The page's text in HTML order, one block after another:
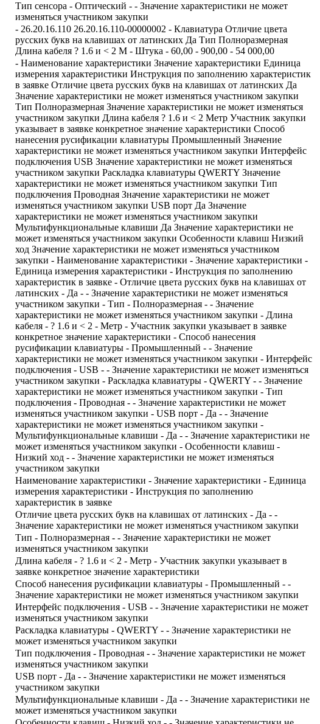
Тип сенсора - Оптический - - Значение характеристики не может
изменяться участником закупки
- 26.20.16.110 26.20.16.110-00000002 - Клавиатура Отличие цвета
русских букв на клавишах от латинских Да Тип Полноразмерная
Длина кабеля ? 1.6 и < 2 М - Штука - 60,00 - 900,00 - 54 000,00
- Наименование характеристики Значение характеристики Единица
измерения характеристики Инструкция по заполнению характеристик
в заявке Отличие цвета русских букв на клавишах от латинских Да
Значение характеристики не может изменяться участником закупки
Тип Полноразмерная Значение характеристики не может изменяться
участником закупки Длина кабеля ? 1.6 и < 2 Метр Участник закупки
указывает в заявке конкретное значение характеристики Способ
нанесения русификации клавиатуры Промышленный Значение
характеристики не может изменяться участником закупки Интерфейс
подключения USB Значение характеристики не может изменяться
участником закупки Раскладка клавиатуры QWERTY Значение
характеристики не может изменяться участником закупки Тип
подключения Проводная Значение характеристики не может
изменяться участником закупки USB порт Да Значение
характеристики не может изменяться участником закупки
Мультифункциональные клавиши Да Значение характеристики не
может изменяться участником закупки Особенности клавиш Низкий
ход Значение характеристики не может изменяться участником
закупки - Наименование характеристики - Значение характеристики -
Единица измерения характеристики - Инструкция по заполнению
характеристик в заявке - Отличие цвета русских букв на клавишах от
латинских - Да - - Значение характеристики не может изменяться
участником закупки - Тип - Полноразмерная - - Значение
характеристики не может изменяться участником закупки - Длина
кабеля - ? 1.6 и < 2 - Метр - Участник закупки указывает в заявке
конкретное значение характеристики - Способ нанесения
русификации клавиатуры - Промышленный - - Значение
характеристики не может изменяться участником закупки - Интерфейс
подключения - USB - - Значение характеристики не может изменяться
участником закупки - Раскладка клавиатуры - QWERTY - - Значение
характеристики не может изменяться участником закупки - Тип
подключения - Проводная - - Значение характеристики не может
изменяться участником закупки - USB порт - Да - - Значение
характеристики не может изменяться участником закупки -
Мультифункциональные клавиши - Да - - Значение характеристики не
может изменяться участником закупки - Особенности клавиш -
Низкий ход - - Значение характеристики не может изменяться
участником закупки
Наименование характеристики - Значение характеристики - Единица
измерения характеристики - Инструкция по заполнению
характеристик в заявке
Отличие цвета русских букв на клавишах от латинских - Да - -
Значение характеристики не может изменяться участником закупки
Тип - Полноразмерная - - Значение характеристики не может
изменяться участником закупки
Длина кабеля - ? 1.6 и < 2 - Метр - Участник закупки указывает в
заявке конкретное значение характеристики
Способ нанесения русификации клавиатуры - Промышленный - -
Значение характеристики не может изменяться участником закупки
Интерфейс подключения - USB - - Значение характеристики не может
изменяться участником закупки
Раскладка клавиатуры - QWERTY - - Значение характеристики не
может изменяться участником закупки
Тип подключения - Проводная - - Значение характеристики не может
изменяться участником закупки
USB порт - Да - - Значение характеристики не может изменяться
участником закупки
Мультифункциональные клавиши - Да - - Значение характеристики не
может изменяться участником закупки